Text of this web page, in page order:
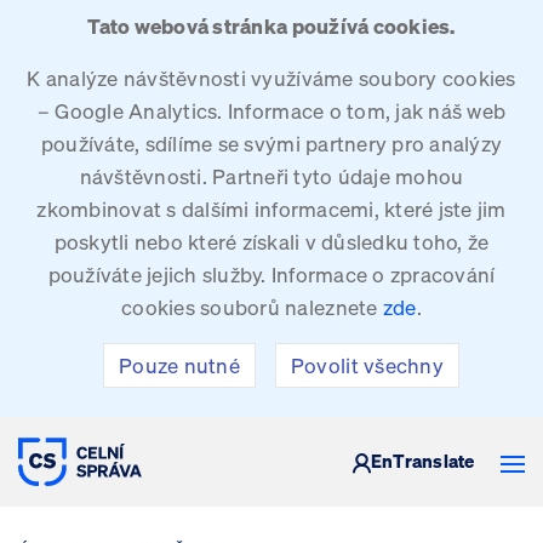
Tato webová stránka používá cookies.
K analýze návštěvnosti využíváme soubory cookies
– Google Analytics. Informace o tom, jak náš web
používáte, sdílíme se svými partnery pro analýzy
návštěvnosti. Partneři tyto údaje mohou
zkombinovat s dalšími informacemi, které jste jim
poskytli nebo které získali v důsledku toho, že
používáte jejich služby. Informace o zpracování
cookies souborů naleznete zde.
Pouze nutné Povolit všechny
CELNÍ SPRÁVA ČESKÉ REPUBLIKY
EnTranslate